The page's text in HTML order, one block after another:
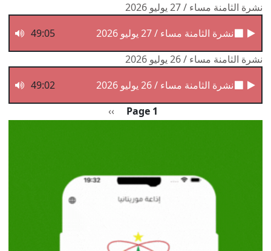
نشرة الثامنة مساء / 27 يوليو 2026
نشرة الثامنة مساء / 27 يوليو 2026
49:05
نشرة الثامنة مساء / 26 يوليو 2026
نشرة الثامنة مساء / 26 يوليو 2026
49:02
Page 1 الصفحة التالية
››